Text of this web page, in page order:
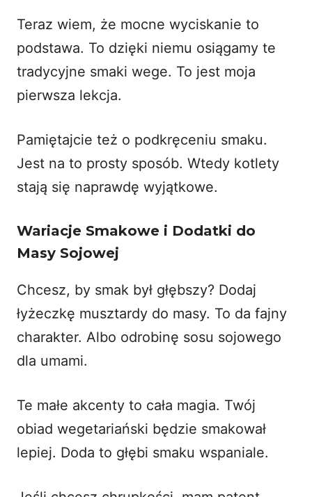
Teraz wiem, że mocne wyciskanie to
podstawa. To dzięki niemu osiągamy te
tradycyjne smaki wege. To jest moja
pierwsza lekcja.
Pamiętajcie też o podkręceniu smaku.
Jest na to prosty sposób. Wtedy kotlety
stają się naprawdę wyjątkowe.
Wariacje Smakowe i Dodatki do
Masy Sojowej
Chcesz, by smak był głębszy? Dodaj
łyżeczkę musztardy do masy. To da fajny
charakter. Albo odrobinę sosu sojowego
dla umami.
Te małe akcenty to cała magia. Twój
obiad wegetariański będzie smakował
lepiej. Doda to głębi smaku wspaniale.